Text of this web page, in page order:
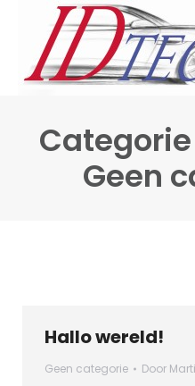
Geen
Hallo wereld!
Geen categorie Door